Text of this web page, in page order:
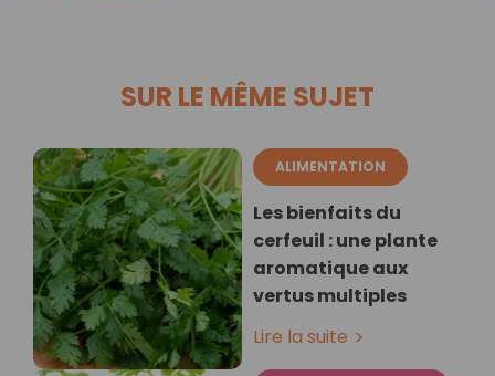
SUR LE MÊME SUJET
ALIMENTATION
Les bienfaits du
cerfeuil : une plante
aromatique aux
vertus multiples
Lire la suite